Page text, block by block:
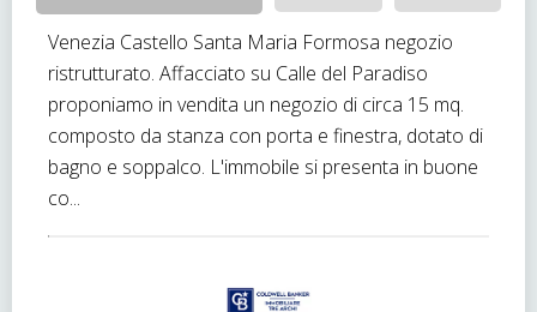
Venezia Castello Santa Maria Formosa negozio
ristrutturato. Affacciato su Calle del Paradiso
proponiamo in vendita un negozio di circa 15 mq.
composto da stanza con porta e finestra, dotato di
bagno e soppalco. L'immobile si presenta in buone
co...